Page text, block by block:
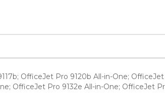
OfficeJet Pro 9120b All-in-One;
OfficeJet Pro 9132e All-in-One; OfficeJet